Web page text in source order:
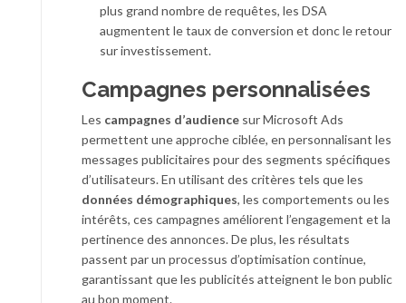
plus grand nombre de requêtes, les DSA
augmentent le taux de conversion et donc le retour
sur investissement.
Campagnes personnalisées
Les campagnes d’audience sur Microsoft Ads
permettent une approche ciblée, en personnalisant les
messages publicitaires pour des segments spécifiques
d’utilisateurs. En utilisant des critères tels que les
données démographiques, les comportements ou les
intérêts, ces campagnes améliorent l’engagement et la
pertinence des annonces. De plus, les résultats
passent par un processus d’optimisation continue,
garantissant que les publicités atteignent le bon public
au bon moment.